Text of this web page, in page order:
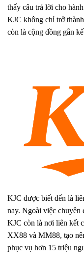
thấy câu trả lời cho
KJC không chỉ trở
còn là cộng đồng gắn
KJC được biết đến là
nay. Ngoài việc chuyên
KJC còn là nơi liên kết
XX88 và MM88, tạo
phục vụ hơn 15 triệu